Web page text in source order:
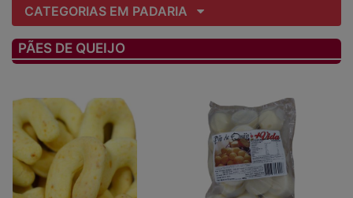
CATEGORIAS EM PADARIA
PÃES DE QUEIJO